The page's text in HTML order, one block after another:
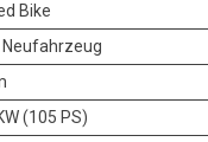
Bike
Neufahrzeug
(105 PS)